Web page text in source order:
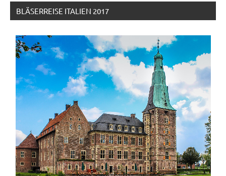
BLÄSERREISE ITALIEN 2017